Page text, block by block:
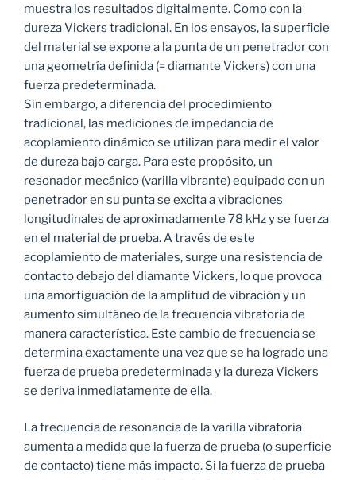
muestra los resultados digitalmente. Como con la
dureza Vickers tradicional. En los ensayos, la superficie
del material se expone a la punta de un penetrador con
una geometría definida (= diamante Vickers) con una
fuerza predeterminada.
Sin embargo, a diferencia del procedimiento
tradicional, las mediciones de impedancia de
acoplamiento dinámico se utilizan para medir el valor
de dureza bajo carga. Para este propósito, un
resonador mecánico (varilla vibrante) equipado con un
penetrador en su punta se excita a vibraciones
longitudinales de aproximadamente 78 kHz y se fuerza
en el material de prueba. A través de este
acoplamiento de materiales, surge una resistencia de
contacto debajo del diamante Vickers, lo que provoca
una amortiguación de la amplitud de vibración y un
aumento simultáneo de la frecuencia vibratoria de
manera característica. Este cambio de frecuencia se
determina exactamente una vez que se ha logrado una
fuerza de prueba predeterminada y la dureza Vickers
se deriva inmediatamente de ella.
La frecuencia de resonancia de la varilla vibratoria
aumenta a medida que la fuerza de prueba (o superficie
de contacto) tiene más impacto. Si la fuerza de prueba